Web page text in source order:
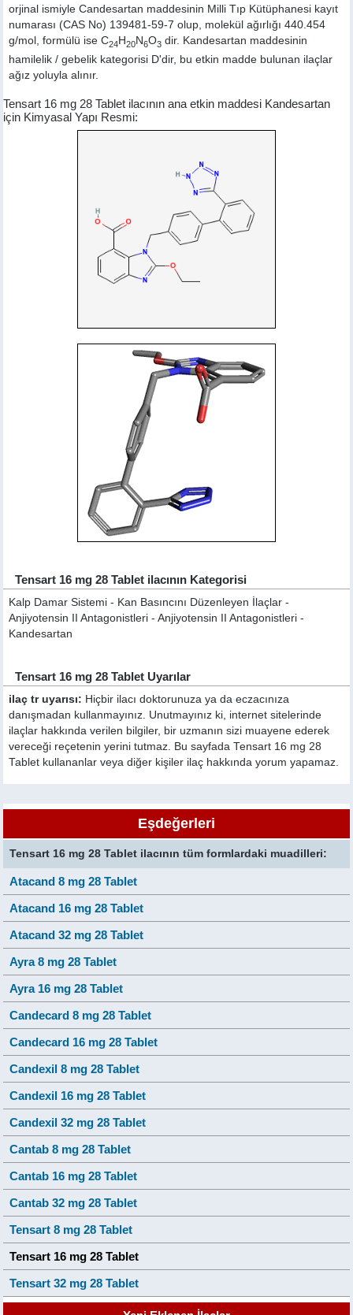
orjinal ismiyleCandesartan maddesinin Milli Tıp Kütüphanesi kayıt
numarası (CAS No) 139481-59-7 olup, molekül ağırlığı 440.454
g/mol, formülü ise C24H20N6O3 dir. Kandesartan maddesinin
hamilelik / gebelik kategorisi D'dir, bu etkin madde bulunan ilaçlar
ağız yoluyla alınır.
Tensart 16 mg 28 Tablet ilacının ana etkin maddesi Kandesartan
için Kimyasal Yapı Resmi:
Tensart 16 mg 28 Tablet ilacının Kategorisi
Kalp Damar Sistemi - Kan Basıncını Düzenleyen İlaçlar -
Anjiyotensin II Antagonistleri - Anjiyotensin II Antagonistleri -
Kandesartan
Tensart 16 mg 28 Tablet Uyarılar
ilaç tr uyarısı: Hiçbir ilacı doktorunuza ya da eczacınıza
danışmadan kullanmayınız. Unutmayınız ki, internet sitelerinde
ilaçlar hakkında verilen bilgiler, bir uzmanın sizi muayene ederek
vereceği reçetenin yerini tutmaz. Bu sayfada Tensart 16 mg 28
Tablet kullananlar veya diğer kişiler ilaç hakkında yorum yapamaz.
Eşdeğerleri
Tensart 16 mg 28 Tablet ilacının tüm formlardaki muadilleri:
Atacand 8 mg 28 Tablet
Atacand 16 mg 28 Tablet
Atacand 32 mg 28 Tablet
Ayra 8 mg 28 Tablet
Ayra 16 mg 28 Tablet
Candecard 8 mg 28 Tablet
Candecard 16 mg 28 Tablet
Candexil 8 mg 28 Tablet
Candexil 16 mg 28 Tablet
Candexil 32 mg 28 Tablet
Cantab 8 mg 28 Tablet
Cantab 16 mg 28 Tablet
Cantab 32 mg 28 Tablet
Tensart 8 mg 28 Tablet
Tensart 16 mg 28 Tablet
Tensart 32 mg 28 Tablet